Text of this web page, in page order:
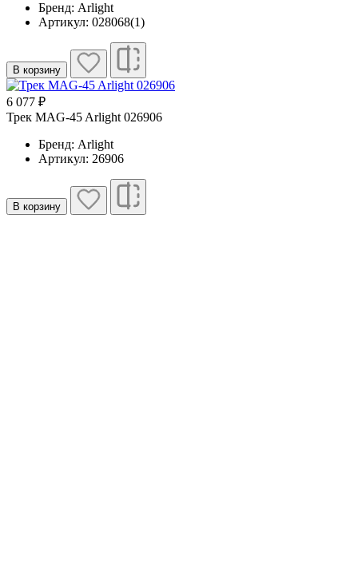
Бренд: Arlight
Артикул: 028068(1)
В корзину
6 077 ₽
Трек MAG-45 Arlight 026906
Бренд: Arlight
Артикул: 26906
В корзину